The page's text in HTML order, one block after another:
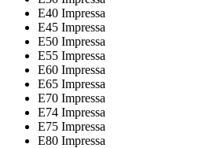
E40 Impressa
E45 Impressa
E50 Impressa
E55 Impressa
E60 Impressa
E65 Impressa
E70 Impressa
E74 Impressa
E75 Impressa
E80 Impressa